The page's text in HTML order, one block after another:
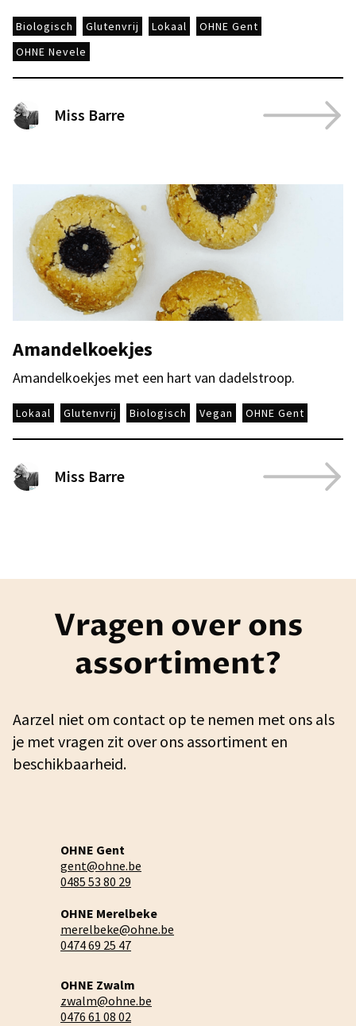
Biologisch Glutenvrij Lokaal
OHNE Gent
OHNE Nevele
Miss Barre
Amandelkoekjes
Amandelkoekjes met een hart van dadelstroop.
Lokaal Glutenvrij Biologisch Vegan OHNE Gent
Miss Barre
Vragen over ons
assortiment?
Aarzel niet om contact op te nemen met ons als
je met vragen zit over ons assortiment en
beschikbaarheid.
OHNE Gent
gent@ohne.be
0485 53 80 29
OHNE Merelbeke
merelbeke@ohne.be
0474 69 25 47
OHNE Zwalm
zwalm@ohne.be
0476 61 08 02